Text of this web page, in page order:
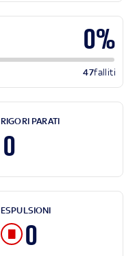
0%
47falliti
RIGORI PARATI
0
ESPULSIONI
0